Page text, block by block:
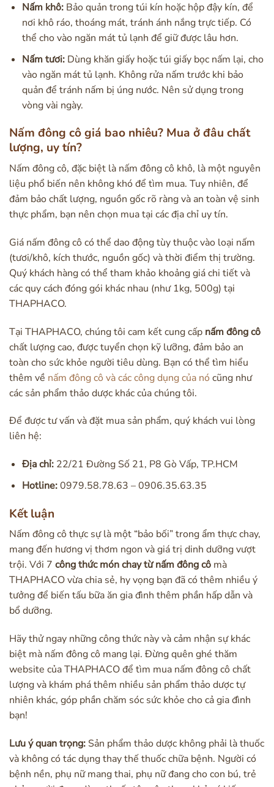
Nấm khô:Bảo quản trong túi kín hoặc hộp đậy kín, để
nơi khô ráo, thoáng mát, tránh ánh nắng trực tiếp. Có
thể cho vào ngăn mát tủ lạnh để giữ được lâu hơn.
Nấm tươi:Dùng khăn giấy hoặc túi giấy bọc nấm lại, cho
vào ngăn mát tủ lạnh. Không rửa nấm trước khi bảo
quản để tránh nấm bị úng nước. Nên sử dụng trong
vòng vài ngày.
Nấm đông cô giá bao nhiêu? Mua ở đâu chất
lượng, uy tín?
Nấm đông cô, đặc biệt là nấm đông cô khô, là một nguyên
liệu phổ biến nên không khó để tìm mua. Tuy nhiên, để
đảm bảo chất lượng, nguồn gốc rõ ràng và an toàn vệ sinh
thực phẩm, bạn nên chọn mua tại các địa chỉ uy tín.
Giá nấm đông cô có thể dao động tùy thuộc vào loại nấm
(tươi/khô, kích thước, nguồn gốc) và thời điểm thị trường.
Quý khách hàng có thể tham khảo khoảng giá chi tiết và
các quy cách đóng gói khác nhau (như 1kg, 500g) tại
THAPHACO.
Tại THAPHACO, chúng tôi cam kết cung cấp nấm đông cô
chất lượng cao, được tuyển chọn kỹ lưỡng, đảm bảo an
toàn cho sức khỏe người tiêu dùng. Bạn có thể tìm hiểu
thêm về nấm đông cô và các công dụng của nó cũng như
các sản phẩm thảo dược khác của chúng tôi.
Để được tư vấn và đặt mua sản phẩm, quý khách vui lòng
liên hệ:
Địa chỉ:22/21 Đường Số 21, P8 Gò Vấp, TP.HCM
Hotline:0979.58.78.63 – 0906.35.63.35
Kết luận
Nấm đông cô thực sự là một “bảo bối” trong ẩm thực chay,
mang đến hương vị thơm ngon và giá trị dinh dưỡng vượt
trội. Với 7 công thức món chay từ nấm đông cô mà
THAPHACO vừa chia sẻ, hy vọng bạn đã có thêm nhiều ý
tưởng để biến tấu bữa ăn gia đình thêm phần hấp dẫn và
bổ dưỡng.
Hãy thử ngay những công thức này và cảm nhận sự khác
biệt mà nấm đông cô mang lại. Đừng quên ghé thăm
website của THAPHACO để tìm mua nấm đông cô chất
lượng và khám phá thêm nhiều sản phẩm thảo dược tự
nhiên khác, góp phần chăm sóc sức khỏe cho cả gia đình
bạn!
Lưu ý quan trọng: Sản phẩm thảo dược không phải là thuốc
và không có tác dụng thay thế thuốc chữa bệnh. Người có
bệnh nền, phụ nữ mang thai, phụ nữ đang cho con bú, trẻ